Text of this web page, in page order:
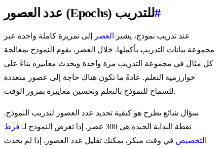
عدد العصور (Epochs) للتدريب#
عند تدريب نموذج، يشير العصر
إلى تمريرة كاملة واحدة عبر
مجموعة بيانات التدريب بأكملها. خلال العصر، يقوم النموذج بمعالجة
كل مثال في مجموعة التدريب مرة واحدة ويحدث معاييره بناءً على
خوارزمية التعلم. عادةً ما تكون هناك حاجة إلى عصور متعددة
للسماح للنموذج بالتعلم وتحسين معاييره بمرور الوقت.
سؤال شائع يطرح هو كيفية تحديد عدد العصور لتدريب النموذج.
نقطة البداية الجيدة هي 300 عصر. إذا تعرض النموذج لـ
فرط
التخصيص في وقت مبكر، يمكنك تقليل عدد العصور. إذا لم يحدث